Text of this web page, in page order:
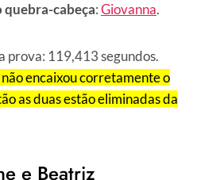
cabeça:Giovanna.
prova: 119,413 segundos.
encaixou corretamente o
as duas estão eliminadas da
e Beatriz